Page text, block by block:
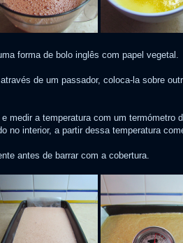
forma de bolo inglês com papel vegetal.
de um passador, coloca-la sobre
medir a temperatura com um termómetro
no interior, a partir dessa temperatura
antes de barrar com a cobertura.